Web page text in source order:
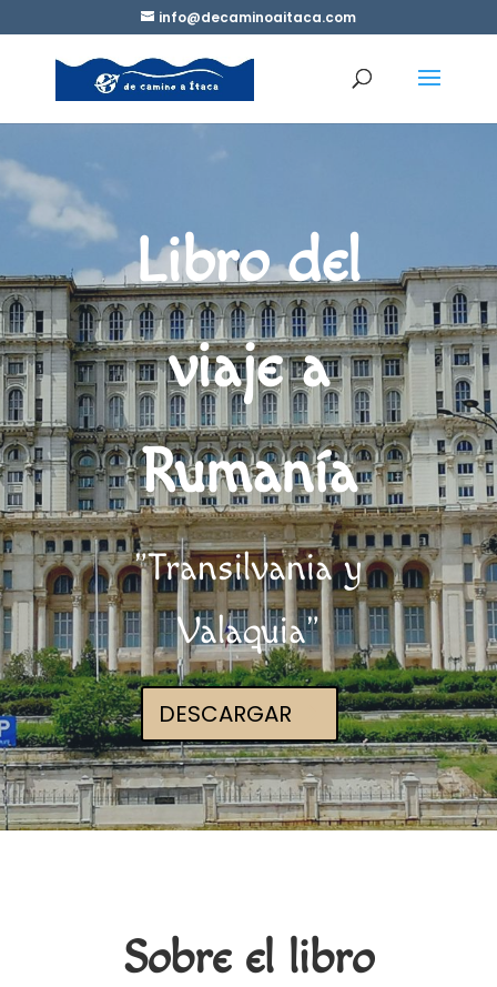
info@decaminoaitaca.com
Libro del
viaje a
Rumanía
"Transilvania y
Valaquia"
DESCARGAR
Sobre el libro